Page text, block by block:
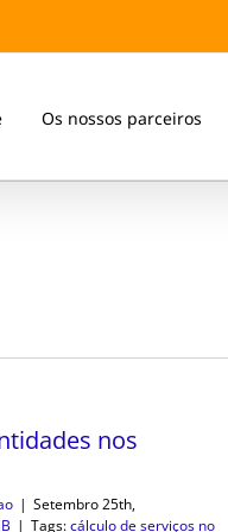
Os nossos parceiros
nos
| Setembro 25th,
| Tags:cálculo de serviços no